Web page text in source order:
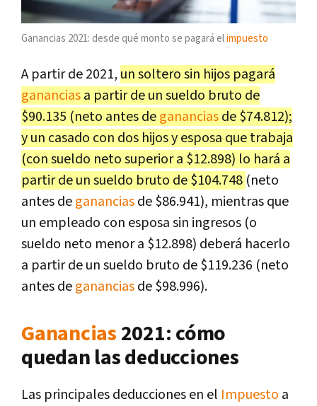
Ganancias 2021: desde qué monto se pagará elimpuesto
A partir de 2021, un soltero sin hijos pagará
gananciasa partir de un sueldo bruto de
$90.135 (neto antes degananciasde $74.812);
y un casado con dos hijos y esposa que trabaja
(con sueldo neto superior a $12.898) lo hará a
partir de un sueldo bruto de $104.748 (neto
antes degananciasde $86.941), mientras que
un empleado con esposa sin ingresos (o
sueldo neto menor a $12.898) deberá hacerlo
a partir de un sueldo bruto de $119.236 (neto
antes degananciasde $98.996).
Ganancias 2021: cómo
quedan las deducciones
Las principales deducciones en el Impuesto a